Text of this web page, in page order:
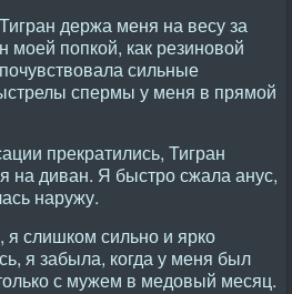
держа меня на весу за
моей попкой, как резиновой
сильные
спермы у меня в прямой
прекратились, Тигран
на диван. Я быстро сжала анус,
наружу.
слишком сильно и ярко
я забыла, когда у меня был
с мужем в медовый месяц.